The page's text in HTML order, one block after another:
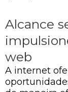
Alcance
web
A internet